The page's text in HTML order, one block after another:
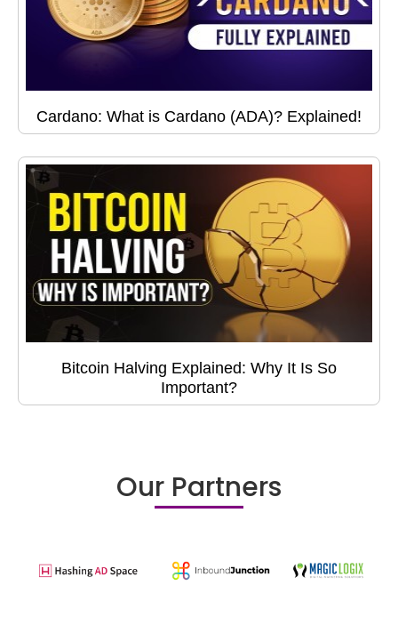
Cardano: What is Cardano (ADA)? Explained!
Bitcoin Halving Explained: Why It Is So
Important?
Our Partners